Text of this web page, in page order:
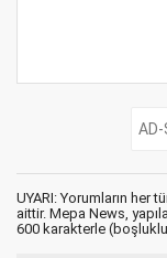
UYARI: Yorumların her
aittir. Mepa News,
600 karakterle (boşluklu)